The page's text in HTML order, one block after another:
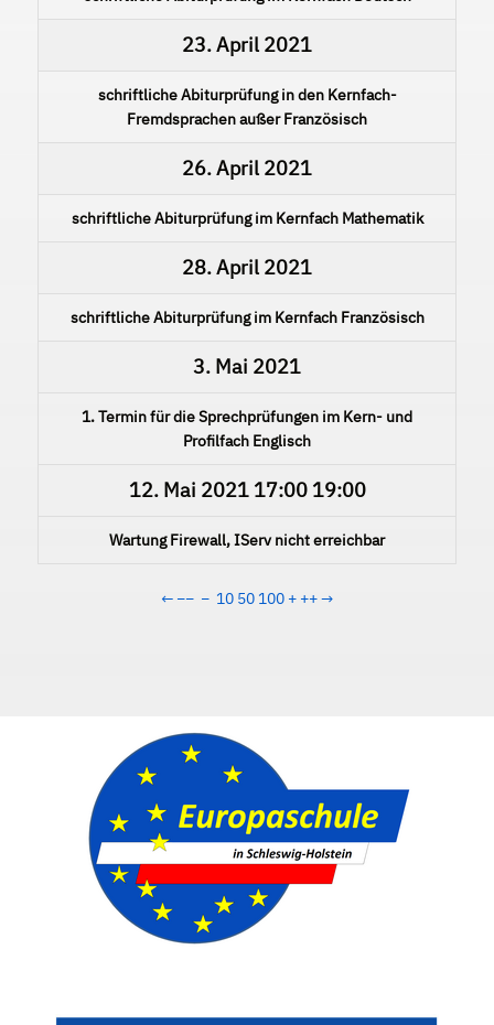
23. April 2021
schriftliche Abiturprüfung in den Kernfach-
Fremdsprachen außer Französisch
26. April 2021
schriftliche Abiturprüfung im Kernfach Mathematik
28. April 2021
schriftliche Abiturprüfung im Kernfach Französisch
3. Mai 2021
1. Termin für die Sprechprüfungen im Kern- und
Profilfach Englisch
12. Mai 202117:00 19:00
Wartung Firewall, IServ nicht erreichbar
← −− − 10 50 100 + ++→